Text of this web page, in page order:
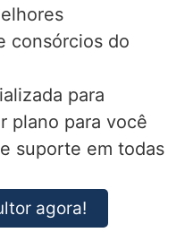
consórcios do
para
plano para você
suporte em todas
agora!